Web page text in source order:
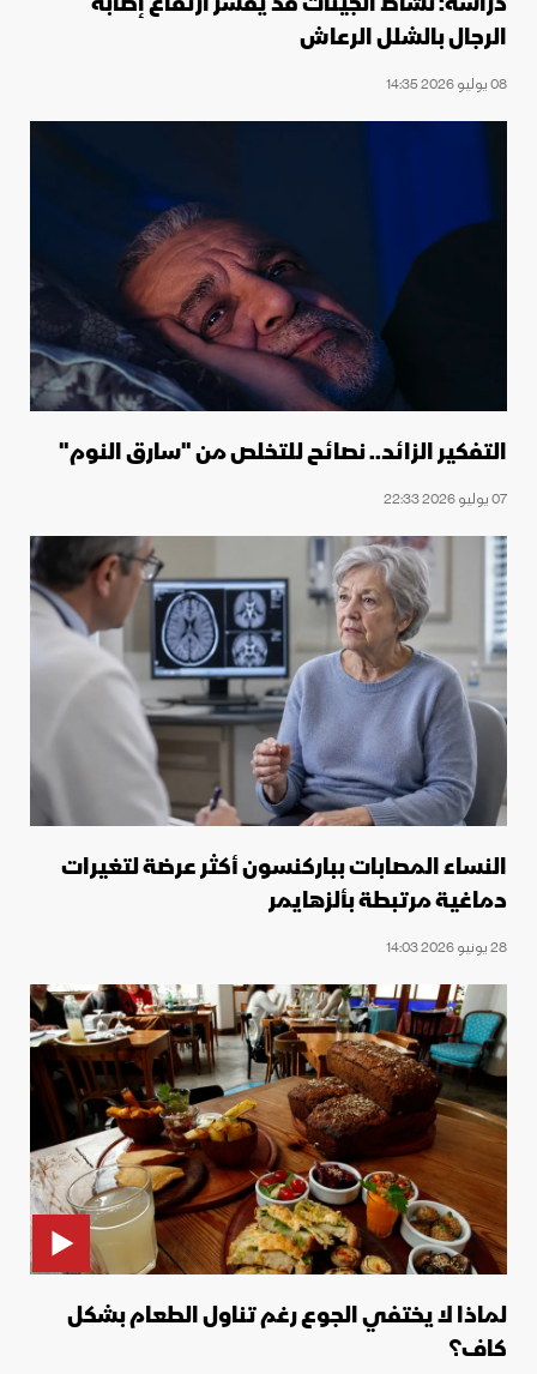
الرجال بالشلل الرعاش
08 يوليو 2026 14:35
التفكير الزائد.. نصائح للتخلص من "سارق النوم"
07 يوليو 2026 22:33
النساء المصابات بباركنسون أكثر عرضة لتغيرات
دماغية مرتبطة بألزهايمر
28 يونيو 2026 14:03
لماذا لا يختفي الجوع رغم تناول الطعام بشكل
كاف؟